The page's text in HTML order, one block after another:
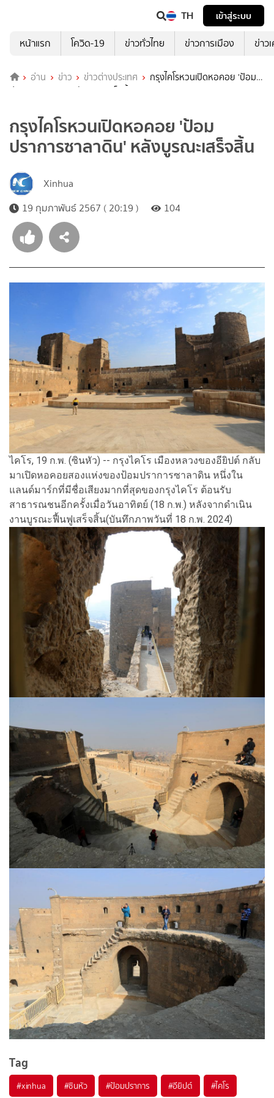
TH
เข้าสู่ระบบ
หน้าแรก
โควิด-19 ข่าวทั่วไทย ข่าวการเมือง ข่าว
อ่าน ข่าว ข่าวต่างประเทศ
กรุงไคโรหวนเปิดหอคอย 'ป้อม
ปราการซาลาดิน' หลังบูรณะเสร็จสิ้น
กรุงไคโรหวนเปิดหอคอย 'ป้อม
ปราการซาลาดิน' หลังบูรณะเสร็จสิ้น
Xinhua
19 กุมภาพันธ์ 2567 ( 20:19 )
104
ไคโร, 19 ก.พ. (ซินหัว) -- กรุงไคโร เมืองหลวงของอียิปต์ กลับ
มาเปิดหอคอยสองแห่งของป้อมปราการซาลาดิน หนึ่งใน
แลนด์มาร์กที่มีชื่อเสียงมากที่สุดของกรุงไคโร ต้อนรับ
สาธารณชนอีกครั้งเมื่อวันอาทิตย์ (18 ก.พ.) หลังจากดำเนิน
งานบูรณะฟื้นฟูเสร็จสิ้น(บันทึกภาพวันที่ 18 ก.พ. 2024)
Tag
#xinhua #ซินหัว #ป้อมปราการ #อียิปต์ #ไคโร